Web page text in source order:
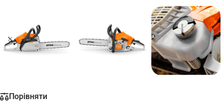
Порівняти